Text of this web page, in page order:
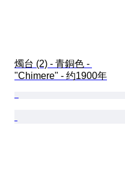
燭台 (2) - 青銅色 -
"Chimere" - 约1900年